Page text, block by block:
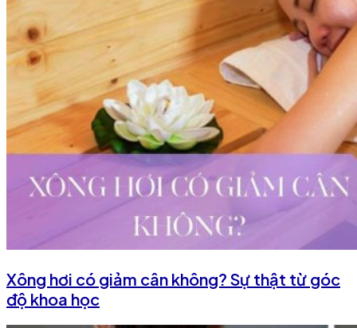
Xông hơi có giảm cân không? Sự thật từ góc
độ khoa học